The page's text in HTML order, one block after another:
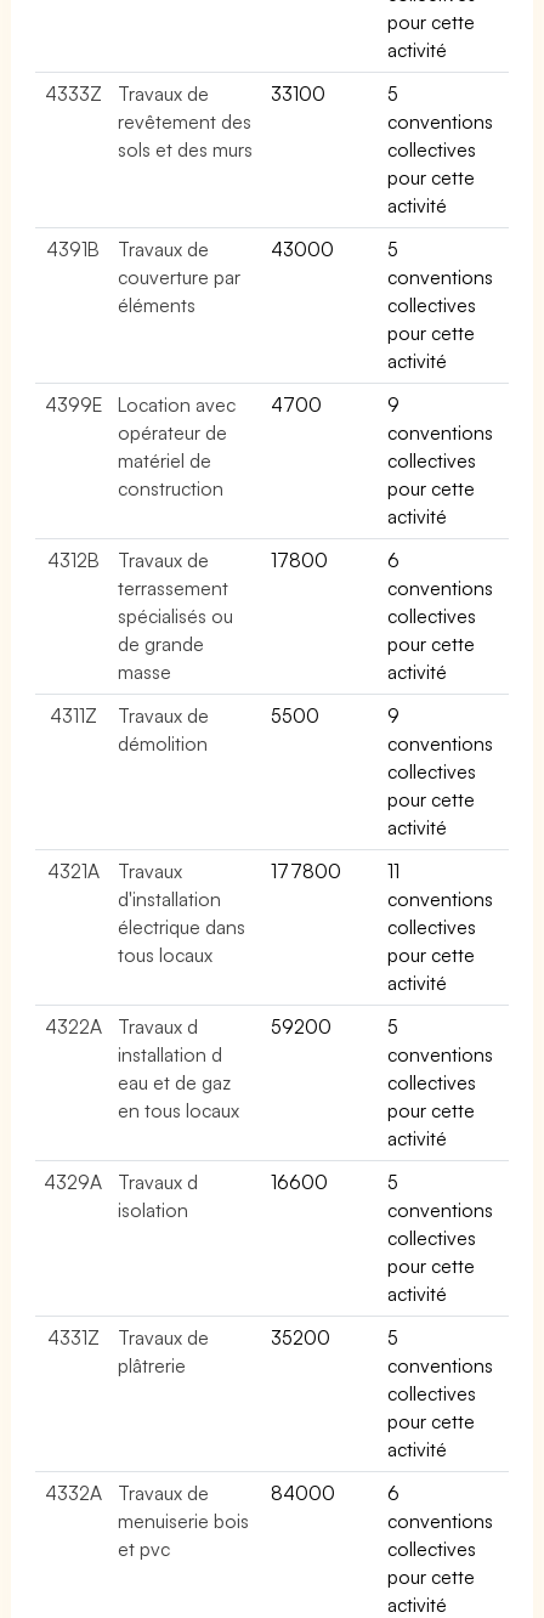
pour cette
activité
4333Z
Travaux de
revêtement des
sols et des murs
33100
5
conventions
collectives
pour cette
activité
4391B
Travaux de
couverture par
éléments
43000
5
conventions
collectives
pour cette
activité
4399E
Location avec
opérateur de
matériel de
construction
4700
9
conventions
collectives
pour cette
activité
4312B
Travaux de
terrassement
spécialisés ou
de grande
masse
17800
6
conventions
collectives
pour cette
activité
4311Z
Travaux de
démolition
5500
9
conventions
collectives
pour cette
activité
4321A
Travaux
d'installation
électrique dans
tous locaux
177800
11
conventions
collectives
pour cette
activité
4322A
Travaux d
installation d
eau et de gaz
en tous locaux
59200
5
conventions
collectives
pour cette
activité
4329A
Travaux d
isolation
16600
5
conventions
collectives
pour cette
activité
4331Z
Travaux de
plâtrerie
35200
5
conventions
collectives
pour cette
activité
4332A
Travaux de
menuiserie bois
et pvc
84000
6
conventions
collectives
pour cette
activité